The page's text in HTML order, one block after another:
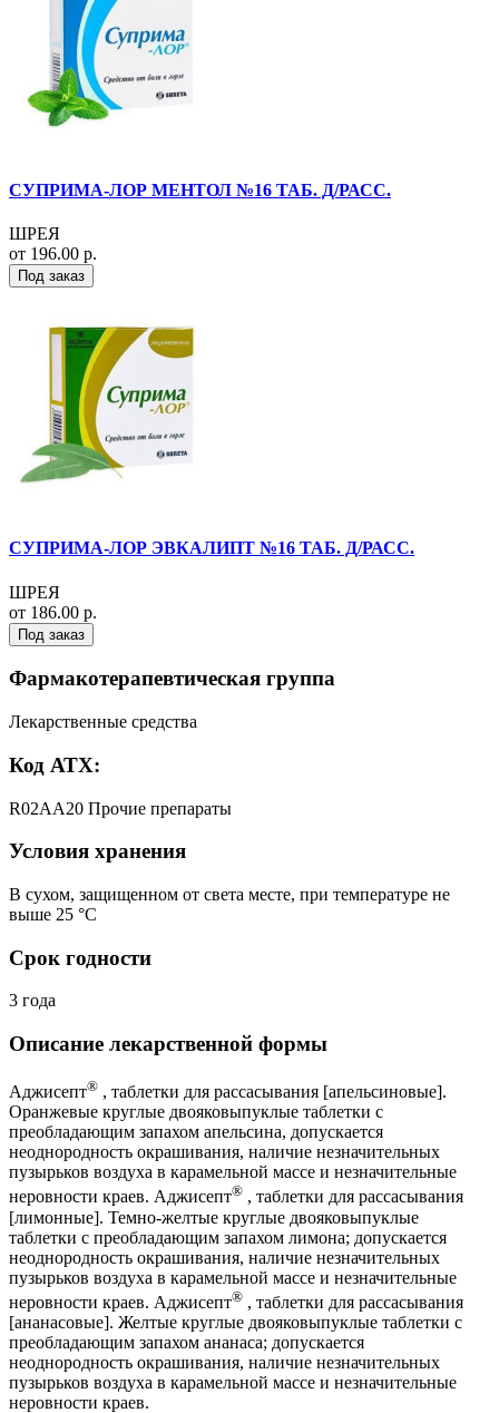
СУПРИМА-ЛОР МЕНТОЛ №16 ТАБ. Д/РАСС.
ШРЕЯ
от 196.00 р.
Под заказ
СУПРИМА-ЛОР ЭВКАЛИПТ №16 ТАБ. Д/РАСС.
ШРЕЯ
от 186.00 р.
Под заказ
Фармакотерапевтическая группа
Лекарственные средства
Код АТХ:
R02AA20 Прочие препараты
Условия хранения
В сухом, защищенном от света месте, при температуре не
выше 25 °C
Срок годности
3 года
Описание лекарственной формы
Аджисепт® , таблетки для рассасывания [апельсиновые].
Оранжевые круглые двояковыпуклые таблетки с
преобладающим запахом апельсина, допускается
неоднородность окрашивания, наличие незначительных
пузырьков воздуха в карамельной массе и незначительные
неровности краев. Аджисепт® , таблетки для рассасывания
[лимонные]. Темно-желтые круглые двояковыпуклые
таблетки с преобладающим запахом лимона; допускается
неоднородность окрашивания, наличие незначительных
пузырьков воздуха в карамельной массе и незначительные
неровности краев. Аджисепт® , таблетки для рассасывания
[ананасовые]. Желтые круглые двояковыпуклые таблетки с
преобладающим запахом ананаса; допускается
неоднородность окрашивания, наличие незначительных
пузырьков воздуха в карамельной массе и незначительные
неровности краев.